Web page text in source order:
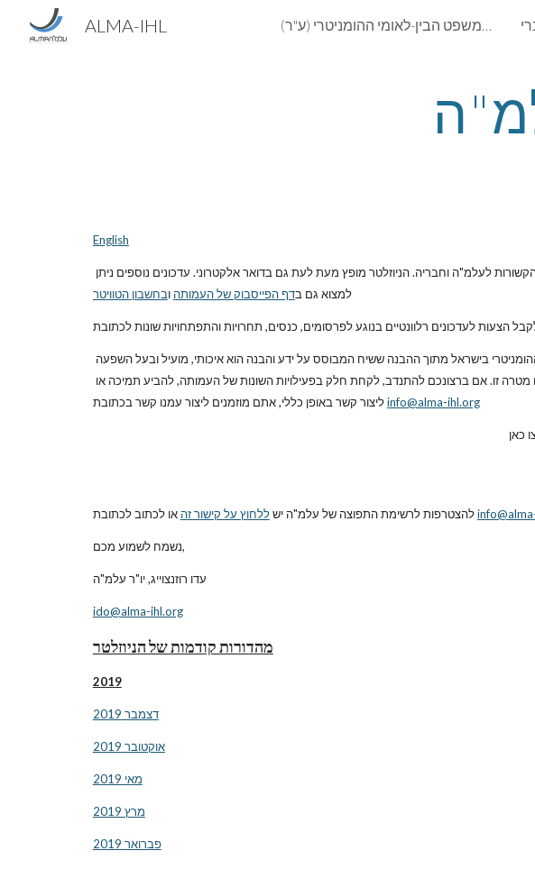
Skip to main content
ALMA-IHL עלמ"ה: עמותה לקידום המשפט הבין-לאומי ההומניטרי (ע"ר)
English
למצוא גם בדף הפייסבוק של העמותה ובחשבון הטוויטר
הצעות לעדכונים רלוונטיים בנוגע לפרסומים, כנסים, תחרויות והתפתחויות שונות לכתובת
ליצור קשר באופן כללי, אתם מוזמנים ליצור עמנו קשר בכתובת info@alma-ihl.org
כאן
להצטרפות לרשימת התפוצה של עלמ"ה יש ללחוץ על קישור זה או לכתוב לכתובת
נשמח לשמוע מכם,
עדו רוזנצוייג, יו"ר עלמ"ה
ido@alma-ihl.org
מהדורות קודמות של הניוזלטר
2019
דצמבר 2019
אוקטובר 2019
מאי 2019
מרץ 2019
פברואר 2019